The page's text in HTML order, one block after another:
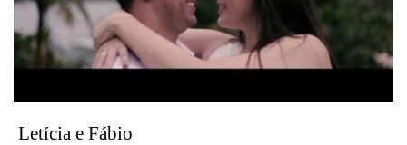
Letícia e Fábio